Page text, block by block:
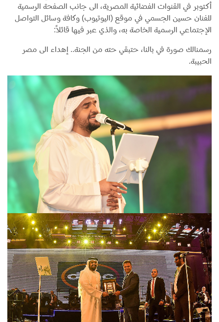
أكتوبر في القنوات الفضائية المصرية، الى جانب الصفحة الرسمية
للفنان حسين الجسمي في موقع (اليوتيوب) وكافة وسائل التواصل
الإجتماعي الرسمية الخاصة به، والذي عبر فيها قائلاً:
رسمنالك صورة في بالنا، حتبقي حته من الجنة.. إهداء الى مصر
الحبيبة.